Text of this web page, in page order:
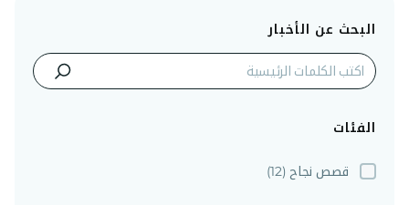
البحث عن الأخبار
الفئات
قصص نجاح (12)